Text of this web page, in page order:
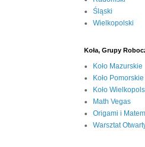
Śląski
Wielkopolski
Koła, Grupy
Koło Mazurskie
Koło Pomorskie
Koło
Math Vegas
Origami i
Warsztat